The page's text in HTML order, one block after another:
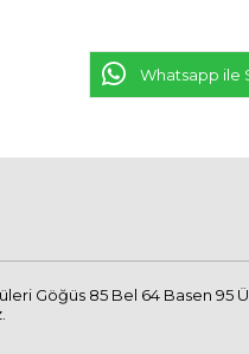
Whatsapp ile
Göğüs 85 Bel 64 Basen 95